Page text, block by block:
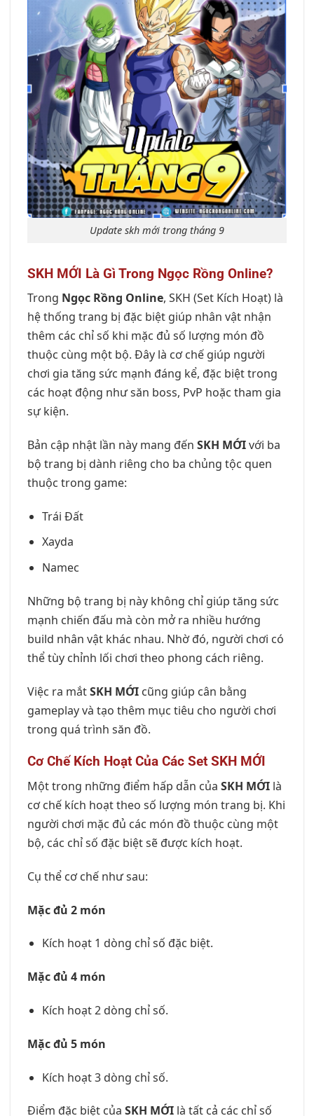
Update skh mới trong tháng 9
SKH MỚI Là Gì Trong Ngọc Rồng Online?
Trong Ngọc Rồng Online, SKH (Set Kích Hoạt) là
hệ thống trang bị đặc biệt giúp nhân vật nhận
thêm các chỉ số khi mặc đủ số lượng món đồ
thuộc cùng một bộ. Đây là cơ chế giúp người
chơi gia tăng sức mạnh đáng kể, đặc biệt trong
các hoạt động như săn boss, PvP hoặc tham gia
sự kiện.
Bản cập nhật lần này mang đến SKH MỚIvới ba
bộ trang bị dành riêng cho ba chủng tộc quen
thuộc trong game:
Trái Đất
Xayda
Namec
Những bộ trang bị này không chỉ giúp tăng sức
mạnh chiến đấu mà còn mở ra nhiều hướng
build nhân vật khác nhau. Nhờ đó, người chơi có
thể tùy chỉnh lối chơi theo phong cách riêng.
Việc ra mắtSKH MỚI cũng giúp cân bằng
gameplay và tạo thêm mục tiêu cho người chơi
trong quá trình săn đồ.
Cơ Chế Kích Hoạt Của Các Set SKH MỚI
Một trong những điểm hấp dẫn của SKH MỚI là
cơ chế kích hoạt theo số lượng món trang bị. Khi
người chơi mặc đủ các món đồ thuộc cùng một
bộ, các chỉ số đặc biệt sẽ được kích hoạt.
Cụ thể cơ chế như sau:
Mặc đủ 2 món
Kích hoạt 1 dòng chỉ số đặc biệt.
Mặc đủ 4 món
Kích hoạt 2 dòng chỉ số.
Mặc đủ 5 món
Kích hoạt 3 dòng chỉ số.
Điểm đặc biệt của SKH MỚI là tất cả các chỉ số